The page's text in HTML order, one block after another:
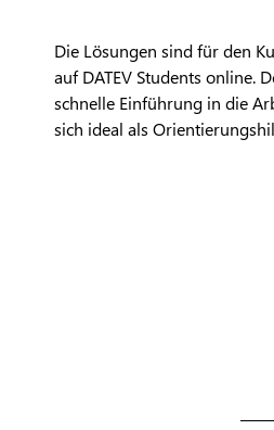
Die Lösungen sind für den
auf DATEV Students online.
schnelle Einführung in die
sich ideal als